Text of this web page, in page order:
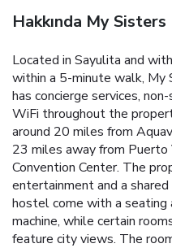
Hakkında My
Located in Sayulita and
within a 5-minute walk, My
has concierge services,
WiFi throughout the
around 20 miles from
23 miles away from
Convention Center. The
entertainment and a
hostel come with a seating
machine, while certain
feature city views. The